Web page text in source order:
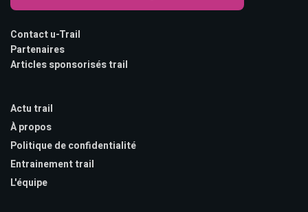
Contact u-Trail
Partenaires
Articles sponsorisés trail
Actu trail
À propos
Politique de confidentialité
Entrainement trail
L'équipe